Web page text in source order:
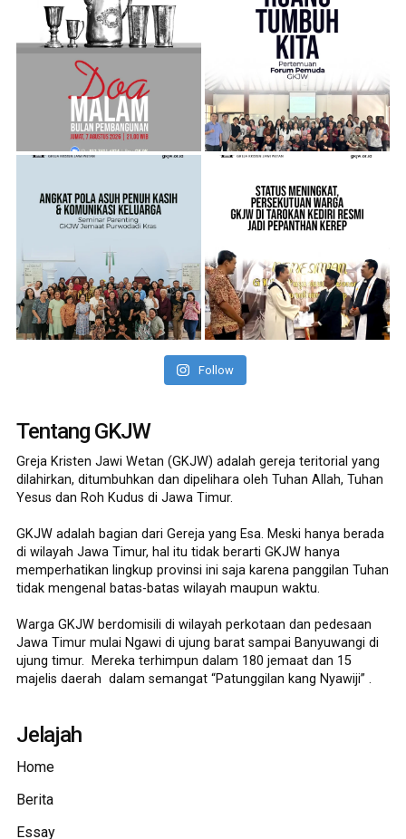
Follow
Tentang GKJW
Greja Kristen Jawi Wetan (GKJW) adalah gereja teritorial yang
dilahirkan, ditumbuhkan dan dipelihara oleh Tuhan Allah, Tuhan
Yesus dan Roh Kudus di Jawa Timur.
GKJW adalah bagian dari Gereja yang Esa. Meski hanya berada
di wilayah Jawa Timur, hal itu tidak berarti GKJW hanya
memperhatikan lingkup provinsi ini saja karena panggilan Tuhan
tidak mengenal batas-batas wilayah maupun waktu.
Warga GKJW berdomisili di wilayah perkotaan dan pedesaan
Jawa Timur mulai Ngawi di ujung barat sampai Banyuwangi di
ujung timur. Mereka terhimpun dalam 180 jemaat dan 15
majelis daerah dalam semangat “Patunggilan kang Nyawiji” .
Jelajah
Home
Berita
Essay